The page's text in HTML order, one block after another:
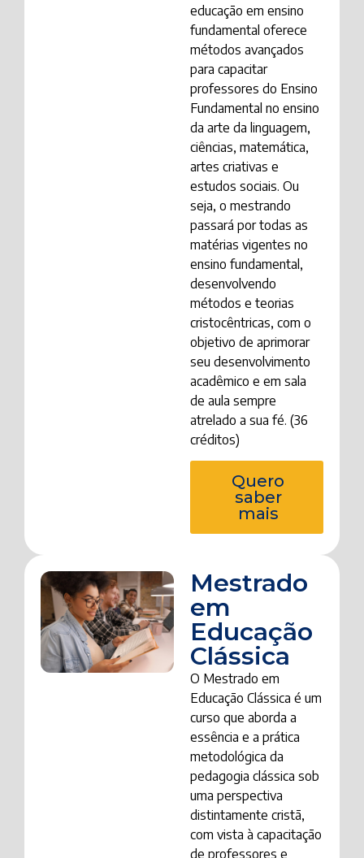
educação em ensino
fundamental oferece
métodos avançados
para capacitar
professores do Ensino
Fundamental no ensino
da arte da linguagem,
ciências, matemática,
artes criativas e
estudos sociais. Ou
seja, o mestrando
passará por todas as
matérias vigentes no
ensino fundamental,
desenvolvendo
métodos e teorias
cristocêntricas, com o
objetivo de aprimorar
seu desenvolvimento
acadêmico e em sala
de aula sempre
atrelado a sua fé. (36
créditos)
Quero
saber
mais
Mestrado
em
Educação
Clássica
O Mestrado em
Educação Clássica é um
curso que aborda a
essência e a prática
metodológica da
pedagogia clássica sob
uma perspectiva
distintamente cristã,
com vista à capacitação
de professores e